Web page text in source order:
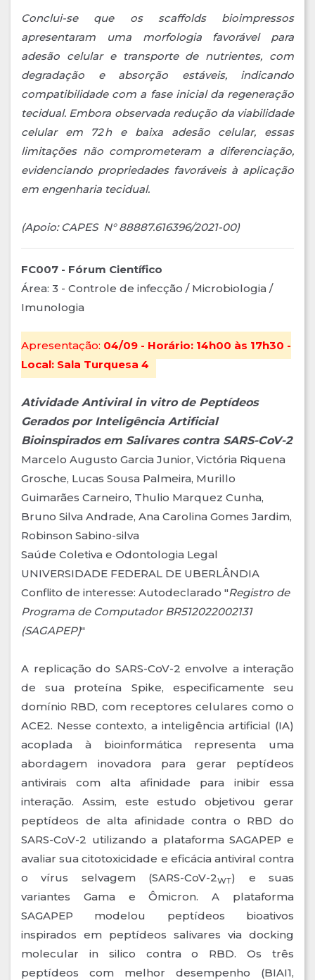
Conclui-se que os scaffolds bioimpressos
apresentaram uma morfologia favorável para
adesão celular e transporte de nutrientes, com
degradação e absorção estáveis, indicando
compatibilidade com a fase inicial da regeneração
tecidual. Embora observada redução da viabilidade
celular em 72 h e baixa adesão celular, essas
limitações não comprometeram a diferenciação,
evidenciando propriedades favoráveis à aplicação
em engenharia tecidual.
(Apoio: CAPES N° 88887.616396/2021-00)
FC007 - Fórum Científico
Área: 3 - Controle de infecção / Microbiologia /
Imunologia
Apresentação: 04/09 - Horário: 14h00 às 17h30 -
Local: Sala Turquesa 4
Atividade Antiviral in vitro de Peptídeos
Gerados por Inteligência Artificial
Bioinspirados em Salivares contra SARS-CoV-2
Marcelo Augusto Garcia Junior, Victória Riquena
Grosche, Lucas Sousa Palmeira, Murillo
Guimarães Carneiro, Thulio Marquez Cunha,
Bruno Silva Andrade, Ana Carolina Gomes Jardim,
Robinson Sabino-silva
Saúde Coletiva e Odontologia Legal
UNIVERSIDADE FEDERAL DE UBERLÂNDIA
Conflito de interesse: Autodeclarado "Registro de
Programa de Computador BR512022002131
(SAGAPEP)"
A replicação do SARS-CoV-2 envolve a interação
de sua proteína Spike, especificamente seu
domínio RBD, com receptores celulares como o
ACE2. Nesse contexto, a inteligência artificial (IA)
acoplada à bioinformática representa uma
abordagem inovadora para gerar peptídeos
antivirais com alta afinidade para inibir essa
interação. Assim, este estudo objetivou gerar
peptídeos de alta afinidade contra o RBD do
SARS-CoV-2 utilizando a plataforma SAGAPEP e
avaliar sua citotoxicidade e eficácia antiviral contra
o vírus selvagem (SARS-CoV-2WT) e suas
variantes Gama e Ômicron. A plataforma
SAGAPEP modelou peptídeos bioativos
inspirados em peptídeos salivares via docking
molecular in silico contra o RBD. Os três
peptídeos com melhor desempenho (BIAI1,